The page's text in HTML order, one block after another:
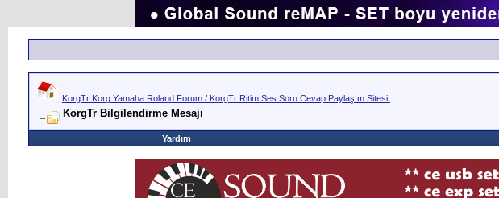
KorgTr Korg Yamaha Roland Forum / KorgTr Ritim Ses Soru Cevap Paylaşım Sitesi.
KorgTr Bilgilendirme Mesajı
Yardım